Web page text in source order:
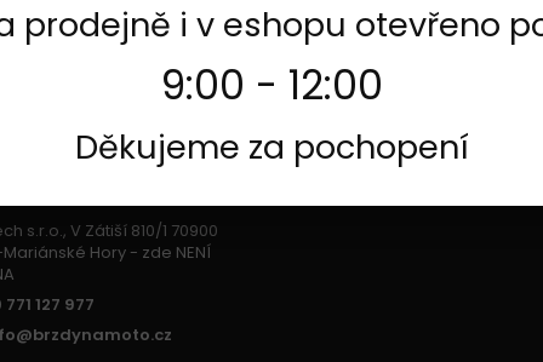
s.r.o., V Zátiší 810/1 70900
Hory - zde NENÍ
127 977
prodejně i v eshopu otevřeno
9:00 - 12:00
Děkujeme za pochopení